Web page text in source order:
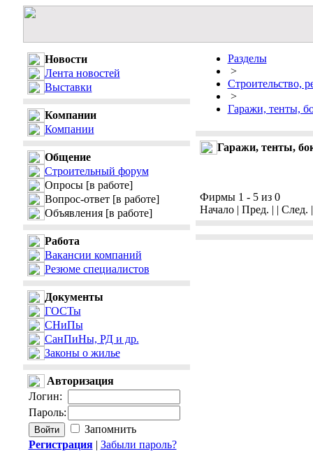
Новости
Лента новостей
Выставки
Компании
Компании
Общение
Строительный форум
Опросы [в работе]
Вопрос-ответ [в работе]
Объявления [в работе]
Работа
Вакансии компаний
Резюме специалистов
Документы
ГОСТы
СНиПы
СанПиНы, РД и др.
Законы о жилье
Авторизация
Логин:
Пароль:
Запомнить
Регистрация| Забыли пароль?
Разделы
>
Строительство,
>
Гаражи, тенты,
Гаражи, тенты,
Фирмы 1 - 5 из 0
Начало | Пред. | | След.